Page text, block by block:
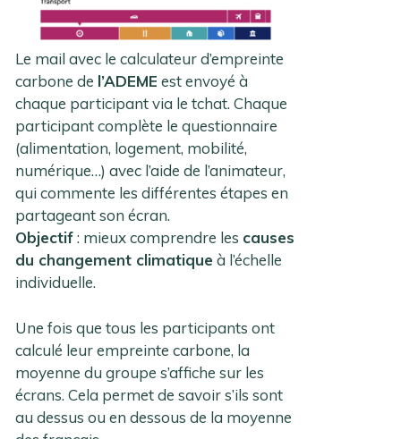
Le mail avec le calculateur d’empreinte
carbone de l’ADEME est envoyé à
chaque participant via le tchat. Chaque
participant complète le questionnaire
(alimentation, logement, mobilité,
numérique…) avec l’aide de l’animateur,
qui commente les différentes étapes en
partageant son écran.
Objectif: mieux comprendre les causes
du changement climatique à l’échelle
individuelle.
Une fois que tous les participants ont
calculé leur empreinte carbone, la
moyenne du groupe s’affiche sur les
écrans. Cela permet de savoir s’ils sont
au dessus ou en dessous de la moyenne